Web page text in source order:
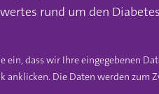
rund um den Diabetes
ein, dass wir Ihre eingegebenen
anklicken. Die Daten werden